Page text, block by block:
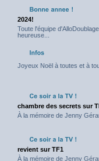
2024!
Toute l'équipe
heureuse...
Joyeux Noël à toutes et à
chambre des secrets sur
À la mémoire de Jenny
revient sur TF1
À la mémoire de Jenny